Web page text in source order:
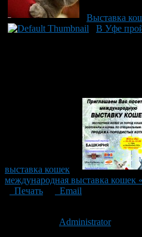
Выставка
В Уфе
выставка кошек
международная выставка кошек
Печать
Email
Administrator